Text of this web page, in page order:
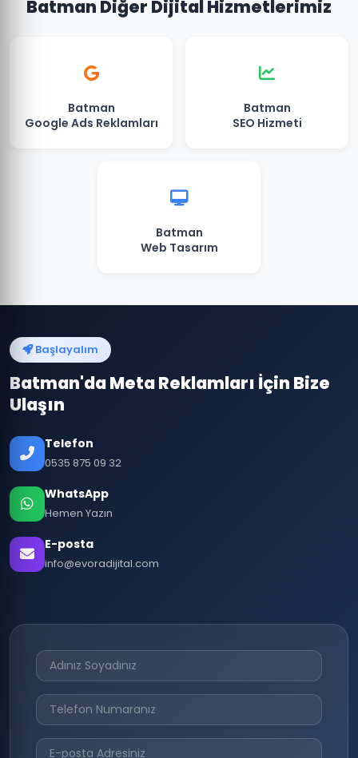
Batman Diğer Dijital Hizmetlerimiz
Batman
Google Ads Reklamları
Batman
SEO Hizmeti
Batman
Web Tasarım
Başlayalım
Batman'da Meta Reklamları İçin Bize
Ulaşın
Telefon
0535 875 09 32
WhatsApp
Hemen Yazın
E-posta
info@evoradijital.com